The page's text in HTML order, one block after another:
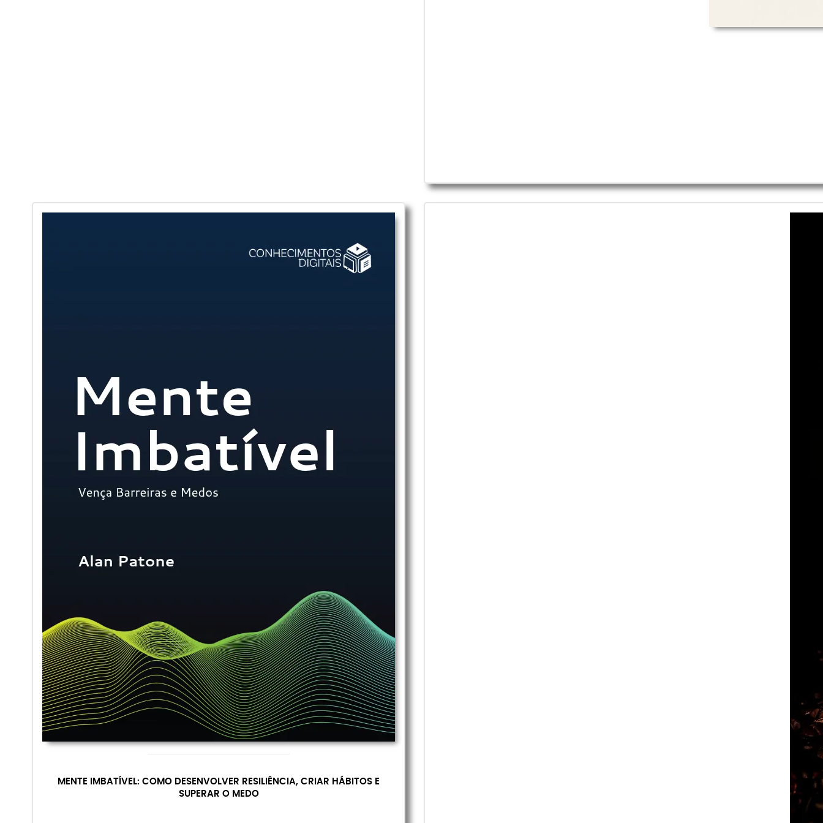
MENTE IMBATÍVEL: COMO DESENVOLVER RESILIÊNCIA, CRIAR HÁBITOS E
SUPERAR O MEDO